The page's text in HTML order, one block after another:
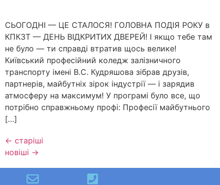
СЬОГОДНІ — ЦЕ СТАЛОСЯ! ГОЛОВНА ПОДІЯ РОКУ в
КПКЗТ — ДЕНЬ ВІДКРИТИХ ДВЕРЕЙ! І якщо тебе там
не було — ти справді втратив щось велике!
Київський професійний коледж залізничного
транспорту імені В.С. Кудряшова зібрав друзів,
партнерів, майбутніх зірок індустрії — і зарядив
атмосферу на максимум! У програмі було все, що
потрібно справжньому профі: Професії майбутнього
[…]
← старіші
новіші →